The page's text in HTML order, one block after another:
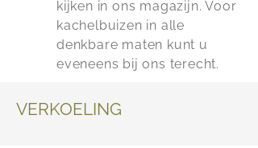
kijken in ons magazijn. Voor
kachelbuizen in alle
denkbare maten kunt u
eveneens bij ons terecht.
VERKOELING